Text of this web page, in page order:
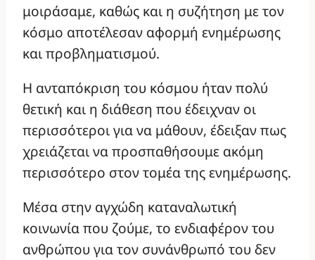
μοιράσαμε, καθώς και η συζήτηση με τον
κόσμο αποτέλεσαν αφορμή ενημέρωσης
και προβληματισμού.
Η ανταπόκριση του κόσμου ήταν πολύ
θετική και η διάθεση που έδειχναν οι
περισσότεροι για να μάθουν, έδειξαν πως
χρειάζεται να προσπαθήσουμε ακόμη
περισσότερο στον τομέα της ενημέρωσης.
Μέσα στην αγχώδη καταναλωτική
κοινωνία που ζούμε, το ενδιαφέρον του
ανθρώπου για τον συνάνθρωπό του δεν